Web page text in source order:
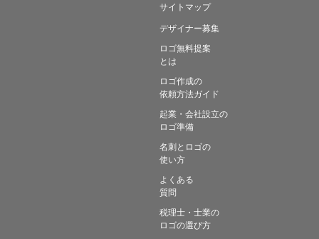
サイトマップ
デザイナー募集
ロゴ無料提案
とは
ロゴ作成の
依頼方法ガイド
起業・会社設立の
ロゴ準備
名刺とロゴの
使い方
よくある
質問
税理士・士業の
ロゴの選び方